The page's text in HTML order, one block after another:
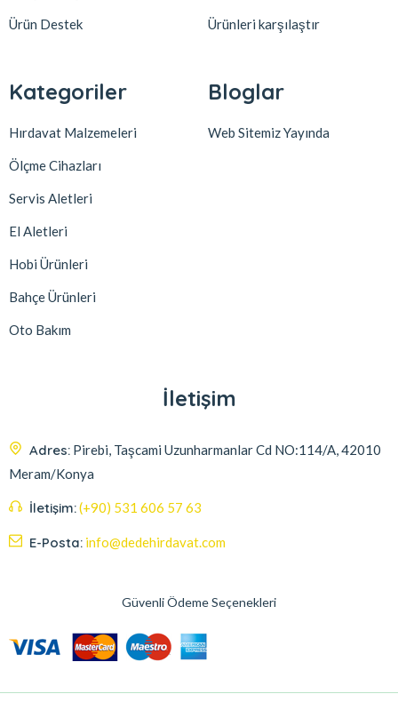
Ürün Destek Ürünleri karşılaştır
Kategoriler
Hırdavat Malzemeleri
Ölçme Cihazları
Servis Aletleri
El Aletleri
Hobi Ürünleri
Bahçe Ürünleri
Oto Bakım
Bloglar
Web Sitemiz Yayında
İletişim
Adres: Pirebi, Taşcami Uzunharmanlar Cd NO:114/A, 42010
Meram/Konya
İletişim:(+90) 531 606 57 63
E-Posta: info@dedehirdavat.com
Güvenli Ödeme Seçenekleri